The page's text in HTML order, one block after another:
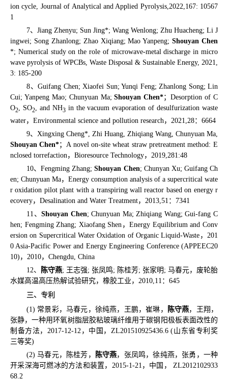
ion cycle, Journal of Analytical and Applied Pyrolysis,2022,167: 10567
1
7、 Jiang Zhenyu; Sun Jing*; Wang Wenlong; Zhu Huacheng; Li J
ingwei; Song Zhanlong; Zhao Xiqiang; Mao Yanpeng;Shouyan Chen
*; Numerical study on the role of microwave-metal discharge in micro
wave pyrolysis of WPCBs, Waste Disposal & Sustainable Energy, 2021,
3: 185-200
8、 Guifang Chen; Xiaofei Sun; Yunqi Feng; Zhanlong Song; Lin
Cui; Yanpeng Mao; Chunyuan Ma;Shouyan Chen*；Desorption of C
O2 , SO2, and NH3in the vacuum evaporation of desulfurization waste
water， Environmental science and pollution research， 2021,28： 6664
9、 Xingxing Cheng*, Zhi Huang, Zhiqiang Wang, Chunyuan Ma,
Shouyan Chen*；A novel on-site wheat straw pretreatment method: E
nclosed torrefaction， Bioresource Technology， 2019,281:48
10、Fengming Zhang;Shouyan Chen; Chunyan Xu; Guifang Ch
en; Chunyuan Ma， Energy consumption analysis of a supercritical wate
r oxidation pilot plant with a transpiring wall reactor based on energy r
ecovery， Desalination and Water Treatment， 2013,51 ： 7341
11 、Shouyan Chen; Chunyuan Ma; Zhiqiang Wang; Gui-fang C
hen; Fengming Zhang; Xiaofang Shen ，Energy Equilibrium and Conv
ersion on Supercritical Water Oxidation of Organic Liquid-Waste ，201
0 Asia-Pacific Power and Energy Engineering Conference (APPEEC20
10) ， 2010， Chengdu, China
12、 陈守燕; 王志强; 张凤鸣; 陈桂芳; 张家明 ; 马春元，废轮胎
水媒高温高压热解试验研究，橡胶工业， 2010,11 ： 645
三、专利
(1) 常景彩，马春元，徐纯燕，王鹏，崔琳， 陈守燕，王翔，
张静，一种用环氧树脂层胶粘玻璃纤维用于碳钢阳极板表面改性的
制备方法， 2017-12-12，中国， ZL201510925436.6 (山东省专利奖
三等奖)
(2)马春元，陈桂芳， 陈守燕，张凤鸣，徐纯燕，张勇，一种
开采深海可燃冰的方法和装置， 2015-1-21 ，中国，
ZL2012102933
68.2